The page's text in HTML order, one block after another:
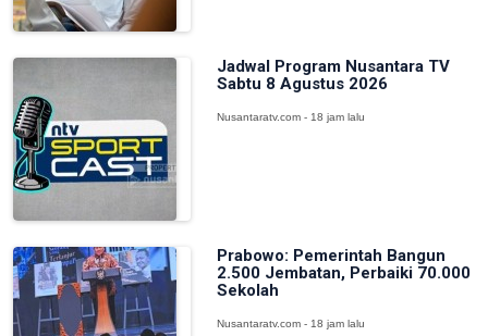
Jadwal Program Nusantara TV
Sabtu 8 Agustus 2026
Nusantaratv.com - 18 jam lalu
Prabowo: Pemerintah Bangun
2.500 Jembatan, Perbaiki 70.000
Sekolah
Nusantaratv.com - 18 jam lalu